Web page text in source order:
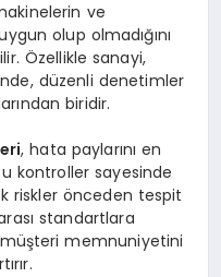
ve
olup olmadığını
Özellikle sanayi,
düzenli denetimler
biridir.
, hata paylarını en
kontroller sayesinde
riskler önceden tespit
standartlara
memnuniyetini